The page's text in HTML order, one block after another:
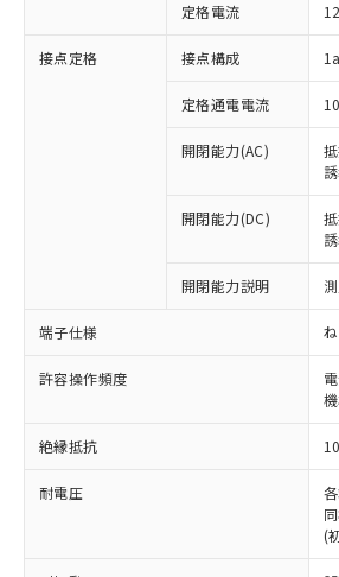
定格電流
接点定格 接点構成 1a
定格通電電流
開閉能力(AC)
開閉能力(DC)
開閉能力説明
端子仕様
許容操作頻度
絶縁抵抗
耐電圧
(
ご利用条件
以下の条件をお読みいただき
ご利用ください。
本サービスは、当社制御
商品の当社在庫状況およ
(税抜)を提供させていた
当社制御機器事業取扱商
本サービスの対象外とな
ことをご了承ください。
在庫状況および標準価格
記載している更新日時点
タに基づき作成されるも
覧された時点での実際の
準価格とは異なる場合が
対応済み：EU RoHS指令（
非含有に対応した製品が提供可
対応予定：EU RoHS指令（10
有に対応した製品に切り替え
対応予定なし：EU RoHS指令
非含有に非対応の商品で、対
定はありません。
調査・確認中：EU RoHS指令
非含有の対応状況を調査中ま
非該当品：ライセンス料など
害物質有無と関係のない商品
仕入先様の事情により、非含
いたものが、含有品と判明し
むを得ず変更することがあり
鉛(Pb) 1000ppm以下、 水銀(Hg)
六価クロム(Cr(Ⅵ)) 1000ppm以下、ポリ
類(PBB) 1000ppm以下、ポリ臭化ジフ
(PBDE) 1000ppm以下、フタル酸ビス
※1 中国RoHS○×表
「○」：最大均質材料含有率が
基準値以下であることを示し
「×」：最大均質材料含有率
基準値を超えていることを示
「－」：未確認です。当社販
い合わせください。
*中国RoHS10物質の基準値 (GB/
Pb(鉛) :1000ppm、 Hg(水銀) :
Cr(Ⅵ)(六価クロム) : 1000ppm、 PBBs(
当社は、これら貴社製品
為替および外国貿易法に
（以下｢規制貨物等」と
国政府の輸出許可(また
可)を取得するなどの必要